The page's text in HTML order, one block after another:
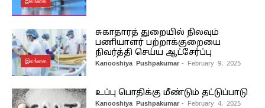
இலங்கை
சுகாதாரத் துறையில் நிலவும்
பணியாளர் பற்றாக்குறையை
நிவர்த்தி செய்ய ஆட்சேர்ப்பு
Kanooshiya Pushpakumar - February 9, 2025
உப்பு பொதிக்கு மீண்டும் தட்டுப்பாடு
Kanooshiya Pushpakumar - February 4, 2025